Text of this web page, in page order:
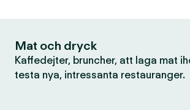
Mat och dryck
Kaffedejter, bruncher, att laga mat
testa nya, intressanta restauranger.